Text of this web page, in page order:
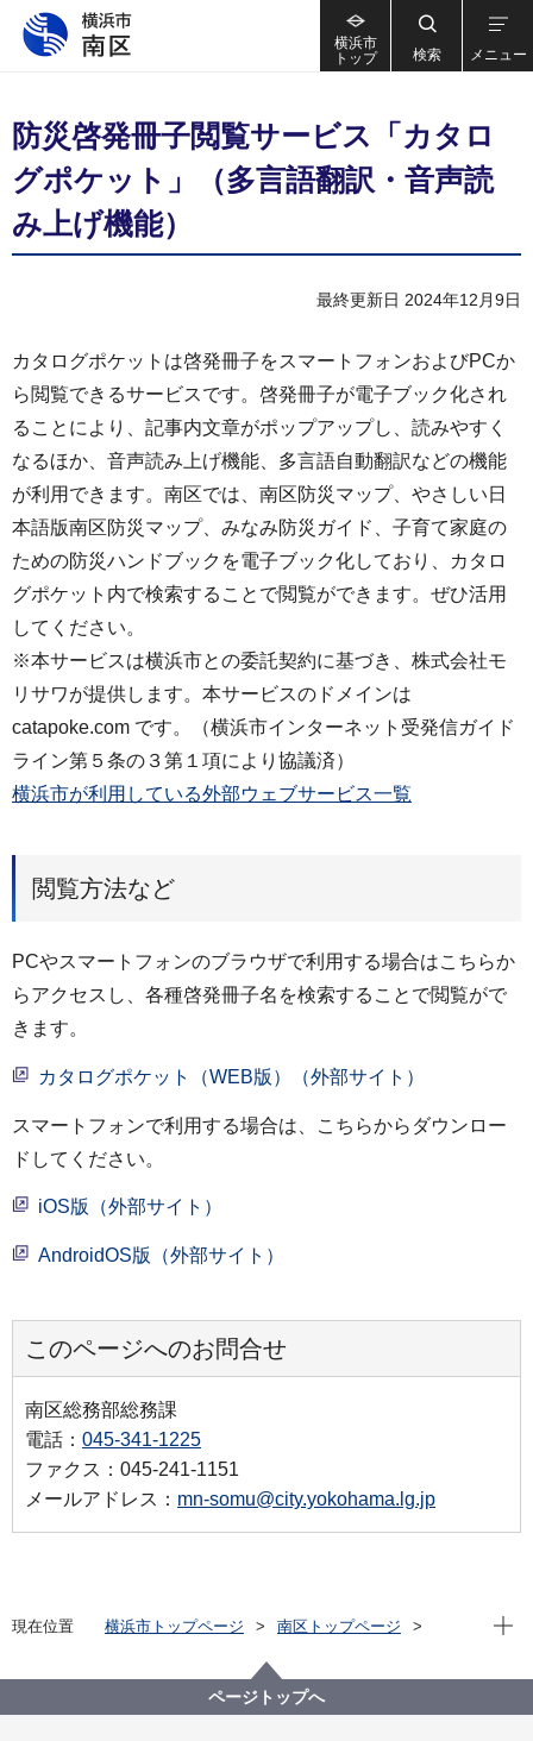
横浜市
トップ
検索 メニュー
防災啓発冊子閲覧サービス「カタロ
グポケット」（多言語翻訳・音声読
み上げ機能）
最終更新日 2024年12月9日
カタログポケットは啓発冊子をスマートフォンおよびPCか
ら閲覧できるサービスです。啓発冊子が電子ブック化され
ることにより、記事内文章がポップアップし、読みやすく
なるほか、音声読み上げ機能、多言語自動翻訳などの機能
が利用できます。南区では、南区防災マップ、やさしい日
本語版南区防災マップ、みなみ防災ガイド、子育て家庭の
ための防災ハンドブックを電子ブック化しており、カタロ
グポケット内で検索することで閲覧ができます。ぜひ活用
してください。
※本サービスは横浜市との委託契約に基づき、株式会社モ
リサワが提供します。本サービスのドメインは
catapoke.com です。（横浜市インターネット受発信ガイド
ライン第５条の３第１項により協議済）
横浜市が利用している外部ウェブサービス一覧
閲覧方法など
PCやスマートフォンのブラウザで利用する場合はこちらか
らアクセスし、各種啓発冊子名を検索することで閲覧がで
きます。
カタログポケット（WEB版）（外部サイト）
スマートフォンで利用する場合は、こちらからダウンロー
ドしてください。
iOS版（外部サイト）
AndroidOS版（外部サイト）
このページへのお問合せ
南区総務部総務課
電話： 045-341-1225
ファクス：045-241-1151
メールアドレス： mn-somu@city.yokohama.lg.jp
現在位置 横浜市トップページ
南区トップページ
防災啓発冊子閲覧サービス「カタログポケット」（多
言語翻訳・音声読み上げ機能）
現在
ページトップへ